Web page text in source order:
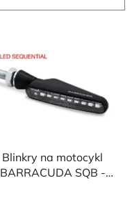
Blinkry na motocykl
BARRACUDA SQB -